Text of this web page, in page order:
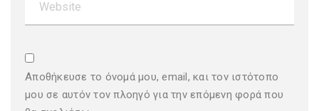
Αποθήκευσε το όνομά μου, email, και τον ιστότοπο
μου σε αυτόν τον πλοηγό για την επόμενη φορά που